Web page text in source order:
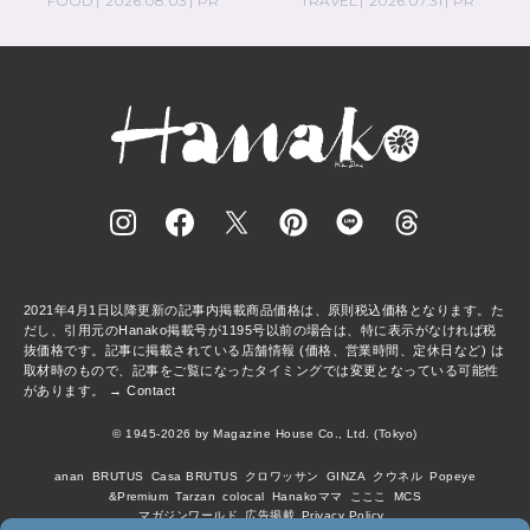
2021年4月1日以降更新の記事内掲載商品価格は、原則税込価格となります。た
だし、引用元のHanako掲載号が1195号以前の場合は、特に表示がなければ税
抜価格です。記事に掲載されている店舗情報 (価格、営業時間、定休日など) は
取材時のもので、記事をご覧になったタイミングでは変更となっている可能性
があります。 →Contact
© 1945-2026 by Magazine House Co., Ltd. (Tokyo)
anan BRUTUS Casa BRUTUS クロワッサン GINZA クウネル Popeye
&Premium Tarzan colocal Hanakoママ こここ
MCS
マガジンワールド
広告掲載 Privacy Policy